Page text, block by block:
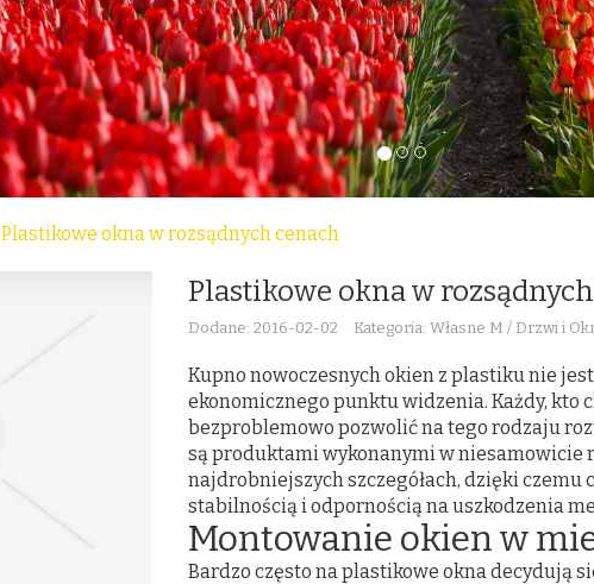
Plastikowe okna w rozsądnych cenach
Plastikowe okna w
Dodane: 2016-02-02 Kategoria: Własne M / Drzwi i
Kupno nowoczesnych okien z plastiku nie
ekonomicznego punktu widzenia. Każdy, kto
bezproblemowo pozwolić na tego rodzaju
są produktami wykonanymi w niesamowicie
najdrobniejszych szczegółach, dzięki
stabilnością i odpornością na uszkodzenia
Montowanie okien w
Bardzo często na plastikowe okna decydują